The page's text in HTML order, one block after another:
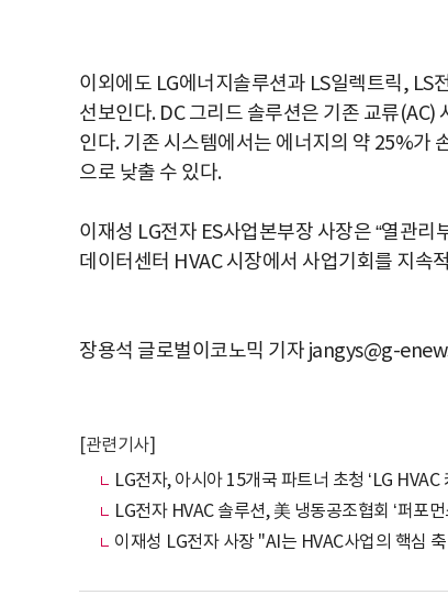
이외에도 LG에너지솔루션과 LS일렉트릭, LS
선보인다. DC 그리드 솔루션은 기존 교류
인다. 기존 시스템에서는 에너지의 약 25%가
으로 낮출 수 있다.
이재성 LG전자 ES사업본부장 사장은 “열관
데이터센터 HVAC 시장에서 사업기회를 지속
장용석 글로벌이코노믹 기자 jangys@g-
[관련기사]
LG전자, 아시아 15개국 파트너 초청 ‘LG HVAC
LG전자 HVAC 솔루션, 美 냉동공조협회 ‘퍼포
이재성 LG전자 사장 "AI는 HVAC사업의 핵심